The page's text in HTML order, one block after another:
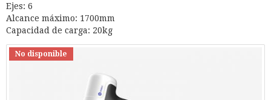
Ejes: 6
Alcance máximo: 1700mm
Capacidad de carga: 20kg
No disponible